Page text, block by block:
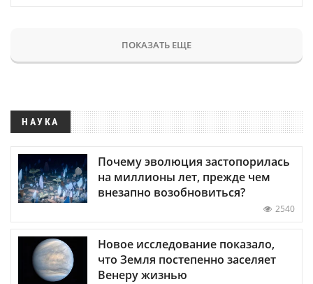
ПОКАЗАТЬ ЕЩЕ
НАУКА
Почему эволюция застопорилась
на миллионы лет, прежде чем
внезапно возобновиться?
2540
Новое исследование показало,
что Земля постепенно заселяет
Венеру жизнью